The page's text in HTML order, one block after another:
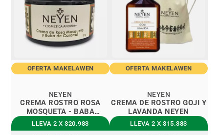
OFERTA MAKELAWEN
CREMA ROSTRO ROSA
MOSQUETA - BABA
CARACOL NEYEN
NEYEN
LLEVA 2 X $20.983
OFERTA MAKELAWEN
CREMA DE ROSTRO GOJI Y
LAVANDA NEYEN
NEYEN
LLEVA 2 X $15.383